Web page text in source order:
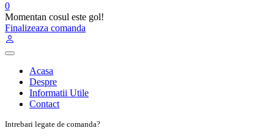
0
Momentan cosul este gol!
Finalizeaza comanda
Acasa
Despre
Informatii Utile
Contact
Intrebari legate de comanda?